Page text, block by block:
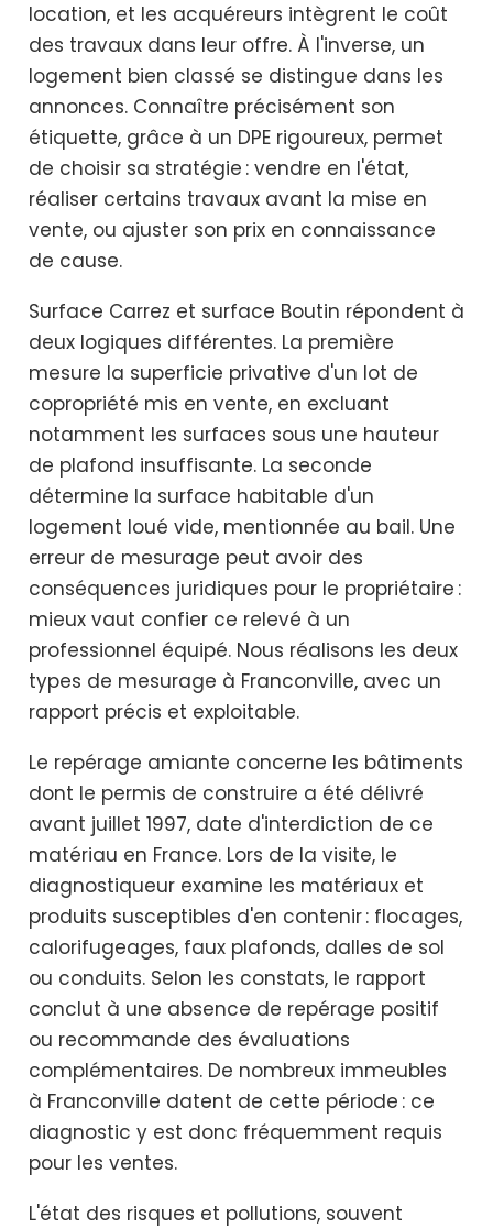
location, et les acquéreurs intègrent le coût
des travaux dans leur offre. À l'inverse, un
logement bien classé se distingue dans les
annonces. Connaître précisément son
étiquette, grâce à un DPE rigoureux, permet
de choisir sa stratégie : vendre en l'état,
réaliser certains travaux avant la mise en
vente, ou ajuster son prix en connaissance
de cause.
Surface Carrez et surface Boutin répondent à
deux logiques différentes. La première
mesure la superficie privative d'un lot de
copropriété mis en vente, en excluant
notamment les surfaces sous une hauteur
de plafond insuffisante. La seconde
détermine la surface habitable d'un
logement loué vide, mentionnée au bail. Une
erreur de mesurage peut avoir des
conséquences juridiques pour le propriétaire :
mieux vaut confier ce relevé à un
professionnel équipé. Nous réalisons les deux
types de mesurage à Franconville, avec un
rapport précis et exploitable.
Le repérage amiante concerne les bâtiments
dont le permis de construire a été délivré
avant juillet 1997, date d'interdiction de ce
matériau en France. Lors de la visite, le
diagnostiqueur examine les matériaux et
produits susceptibles d'en contenir : flocages,
calorifugeages, faux plafonds, dalles de sol
ou conduits. Selon les constats, le rapport
conclut à une absence de repérage positif
ou recommande des évaluations
complémentaires. De nombreux immeubles
à Franconville datent de cette période : ce
diagnostic y est donc fréquemment requis
pour les ventes.
L'état des risques et pollutions, souvent